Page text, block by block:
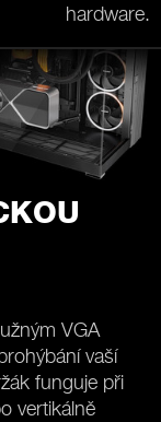
hardware.
VGA
vaší
funguje při
vertikálně